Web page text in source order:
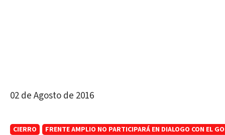
02 de Agosto de 2016
CIERRO FRENTE AMPLIO NO PARTICIPARÁ EN DIALOGO CON EL